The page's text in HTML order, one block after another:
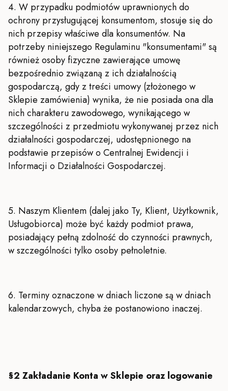
4. W przypadku podmiotów uprawnionych do
ochrony przysługującej konsumentom, stosuje się do
nich przepisy właściwe dla konsumentów. Na
potrzeby niniejszego Regulaminu "konsumentami" są
również osoby fizyczne zawierające umowę
bezpośrednio związaną z ich działalnością
gospodarczą, gdy z treści umowy (złożonego w
Sklepie zamówienia) wynika, że nie posiada ona dla
nich charakteru zawodowego, wynikającego w
szczególności z przedmiotu wykonywanej przez nich
działalności gospodarczej, udostępnionego na
podstawie przepisów o Centralnej Ewidencji i
Informacji o Działalności Gospodarczej.
5. Naszym Klientem (dalej jako Ty, Klient, Użytkownik,
Usługobiorca) może być każdy podmiot prawa,
posiadający pełną zdolność do czynności prawnych,
w szczególności tylko osoby pełnoletnie.
6. Terminy oznaczone w dniach liczone są w dniach
kalendarzowych, chyba że postanowiono inaczej.
§2 Zakładanie Konta w Sklepie oraz logowanie